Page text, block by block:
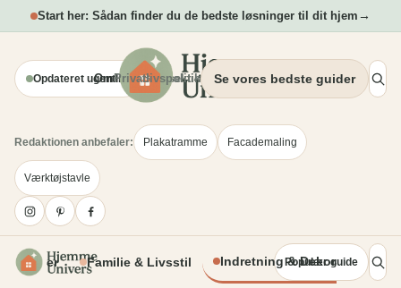
Spring
til
Start her: Sådan finder du de bedste løsninger til dit hjem →
Opdateret ugentligt Blogsektion
OmPrivatlivspolitik Se vores bedste guider
Redaktionen anbefaler: Plakatramme Facademaling
Værktøjstavle
Projekter Familie & Livsstil Indretning & Dekoration
Populær guide